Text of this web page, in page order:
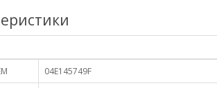
04E145749F